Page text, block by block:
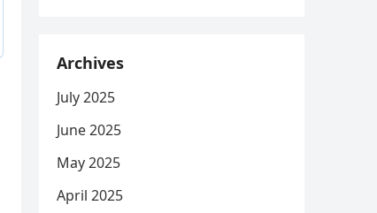
Archives
July 2025
June 2025
May 2025
April 2025